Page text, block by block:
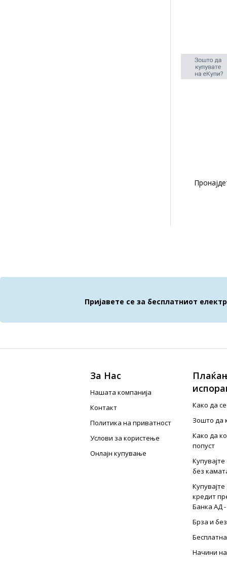
Пријавете се за бесплатниот
За Нас
Нашата компанија
Контакт
Политика на приватност
Услови за користење
Онлајн купување
Како да
Зошто да
Како да
попуст
без
кредит
Банка АД -
Брза и
Начини